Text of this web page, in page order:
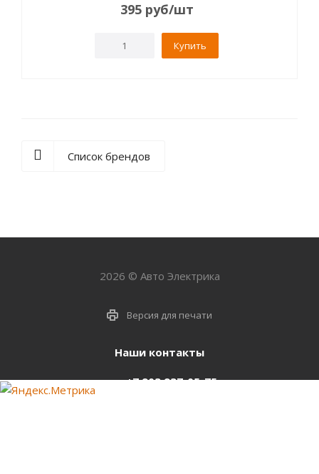
395 руб/шт
Купить
Список брендов
2026 © Авто Электрика
Версия для печати
Наши контакты
+7 903 937-05-75